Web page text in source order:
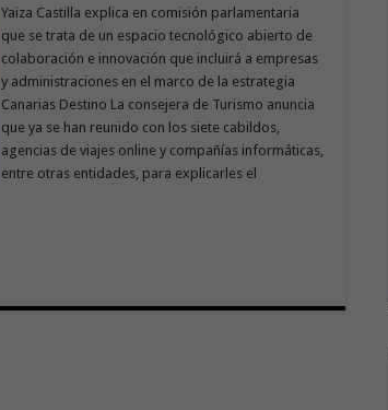
Yaiza Castilla explica en comisión parlamentaria
que se trata de un espacio tecnológico abierto de
colaboración e innovación que incluirá a empresas
y administraciones en el marco de la estrategia
Canarias Destino La consejera de Turismo anuncia
que ya se han reunido con los siete cabildos,
agencias de viajes online y compañías informáticas,
entre otras entidades, para explicarles el